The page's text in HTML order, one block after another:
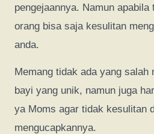
pengejaannya. Namun apabila
orang bisa saja kesulitan
anda.
Memang tidak ada yang salah
bayi yang unik, namun juga
ya Moms agar tidak kesulitan
mengucapkannya.